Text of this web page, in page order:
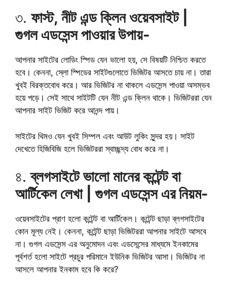
৩. ফাস্ট, নীট এন্ড ক্লিন ওয়েবসাইট |
গুগল এডসেন্স পাওয়ার উপায়-
আপনার সাইটের লোডিং স্পিড যেন ভালো হয়, সে বিষয়টি নিশ্চিত করতে
হবে। কেননা, স্লো স্পিডের সাইটগুলোতে ভিজিটর আসতে চায় না। তারা
খুবই বিরক্তবোধ করে। আর ভিজিটর না থাকলে এডসেন্স পাওয়া অসম্ভব
হয়ে পড়ে। সেই সাথে সাইটটি যেন নীট এন্ড ক্লিন থাকে। ভিজিটররা যেন
আপনার সাইট ভিজিট করে আনন্দ পায়।
সাইটের থিমও যেন খুবই সিম্পল এবং আউট লুকিং সুন্দর হয়। সাইট
দেখেতে হিজিবিজি হলে ভিজিটররা স্বাচ্ছন্দ্য বোধ করে না।
৪.ব্লগসাইটে ভালো মানের কন্টেন্ট বা
আর্টিকেল লেখা | গুগল এডসেন্স এর নিয়ম-
ওয়েবসাইটের প্রাণ হলো কন্টেন্ট বা আর্টিকেল। কন্টেন্ট ছাড়া ব্লগসাইটের
কোন মূল্য নেই। কেননা, কন্টেন্ট ছাড়া ভিজিটররা আপনার সাইটে আসবে
না। গুগল এডসেন্স এর অনুমোদন এবং এডসেন্সের মাধ্যমে ইনকামের
পূর্বশর্ত হলো সাইটে প্রচুর পরিমানে ইউনিক ভিজিটর আসা। ভিজিটর না
আসলে আপনার ইনকাম হবে কি করে?